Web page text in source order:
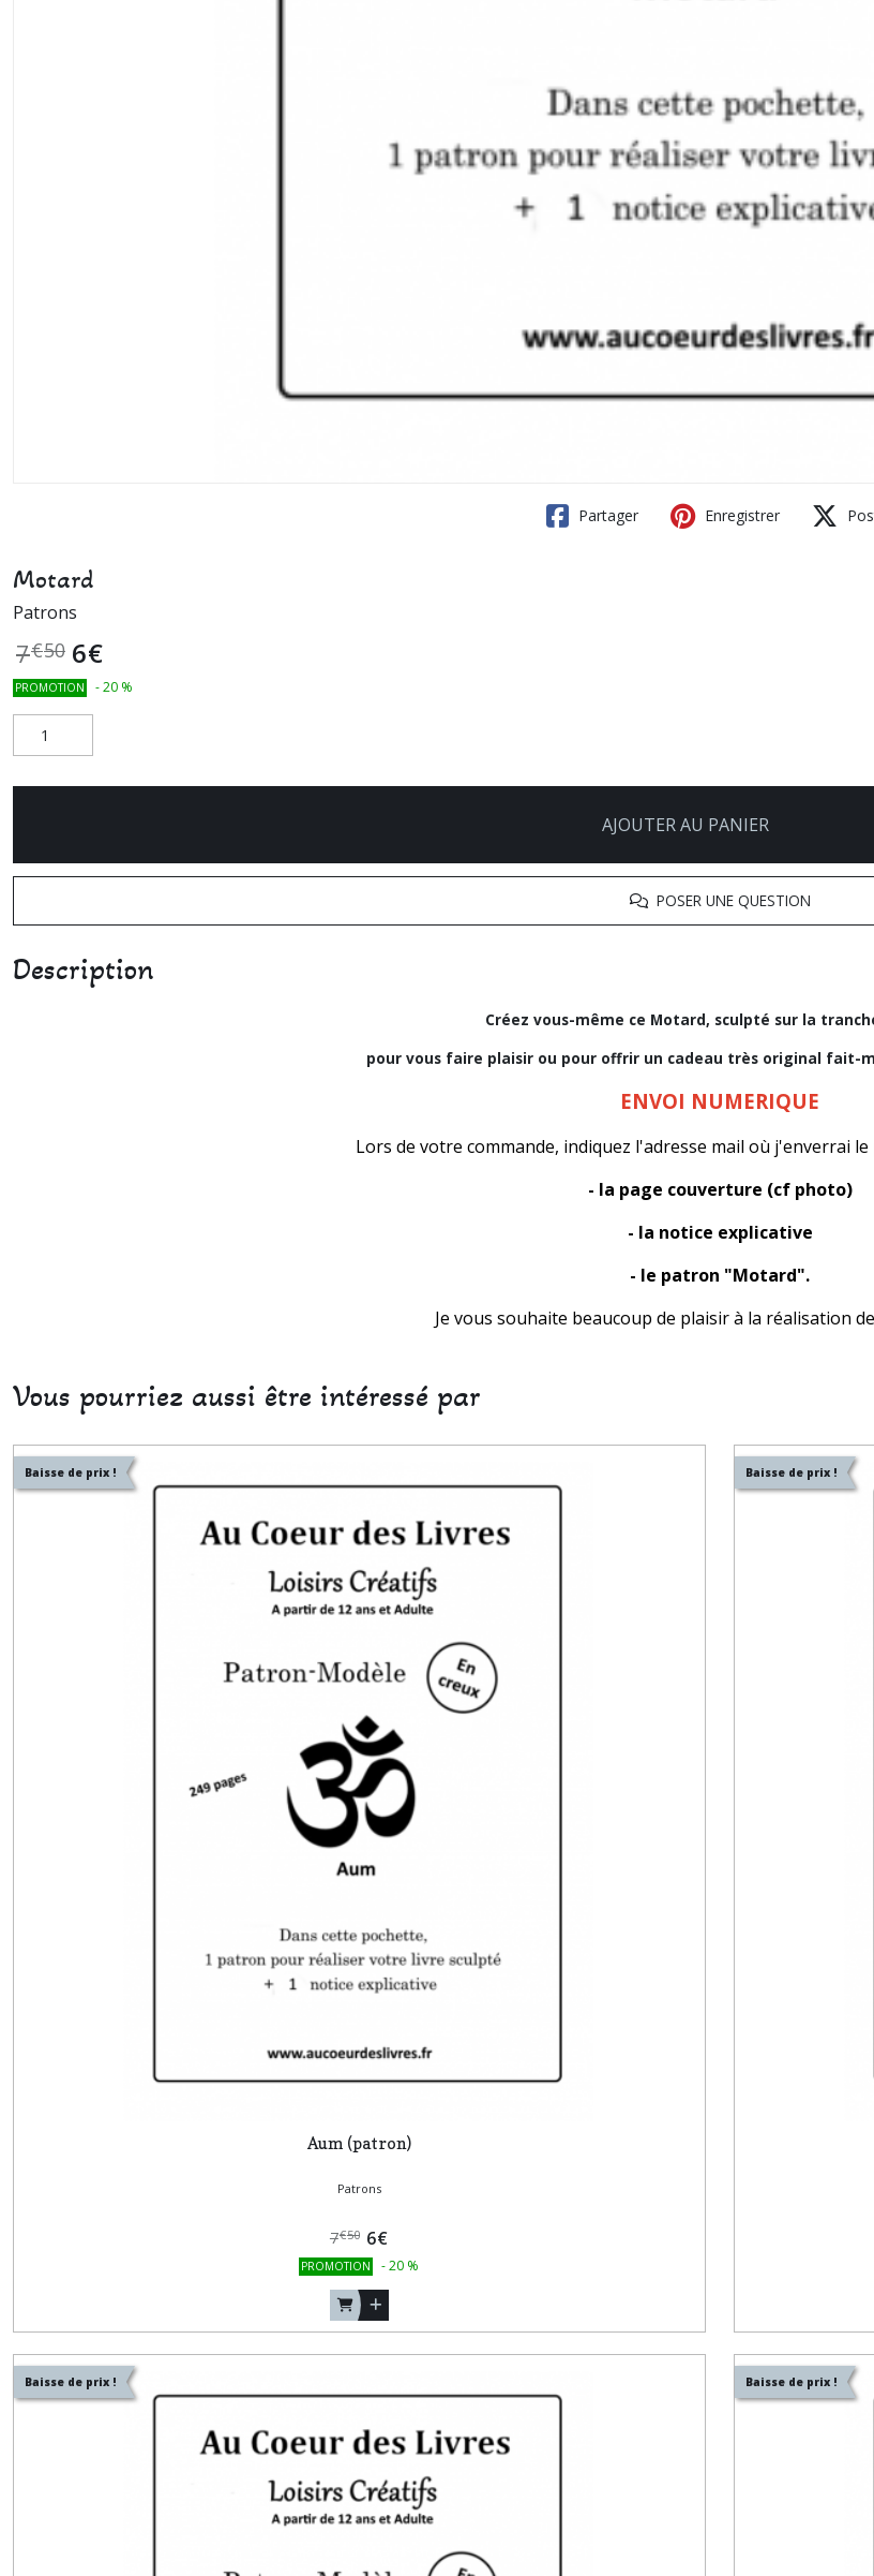
Partager Enregistrer
Motard
Patrons
7€50 6€
PROMOTION -20 %
AJOUTER AU PANIER
POSER UNE QUESTION
Description
Créez vous-même ce Motard, sculpté sur la
pour vous faire plaisir ou pour offrir un cadeau très original fait-
ENVOI NUMERIQUE
Lors de votre commande, indiquez l'adresse mail où j'enverrai
- la page couverture (cf photo)
- la notice explicative
- le patron "Motard".
Je vous souhaite beaucoup de plaisir à la réalisation
Vous pourriez aussi être intéressé par
Baisse de prix !
Aum (patron)
Patrons
7€50 6€
PROMOTION -20 %
Baisse de prix !
Baisse de prix ! Baisse de prix !